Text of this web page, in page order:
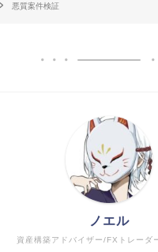
悪質案件検証
資産構築アドバイザー/FXトレーダ
ノエル